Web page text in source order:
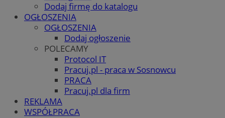
Dodaj firmę do katalogu
OGŁOSZENIA
OGŁOSZENIA
Dodaj ogłoszenie
POLECAMY
Protocol IT
Pracuj.pl - praca w Sosnowcu
PRACA
Pracuj.pl dla firm
REKLAMA
WSPÓŁPRACA